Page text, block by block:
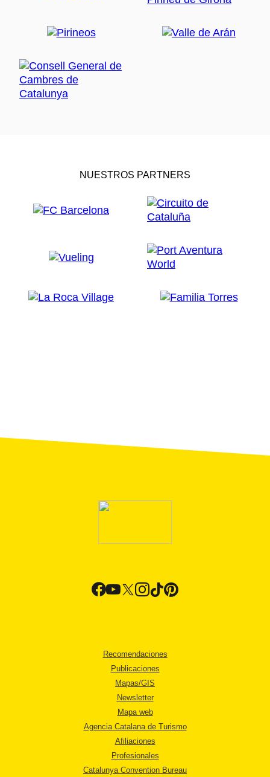
NUESTROS PARTNERS
Recomendaciones
Publicaciones
Mapas/GIS
Newsletter
Mapa web
Agencia Catalana de Turismo
Afiliaciones
Profesionales
Catalunya Convention Bureau